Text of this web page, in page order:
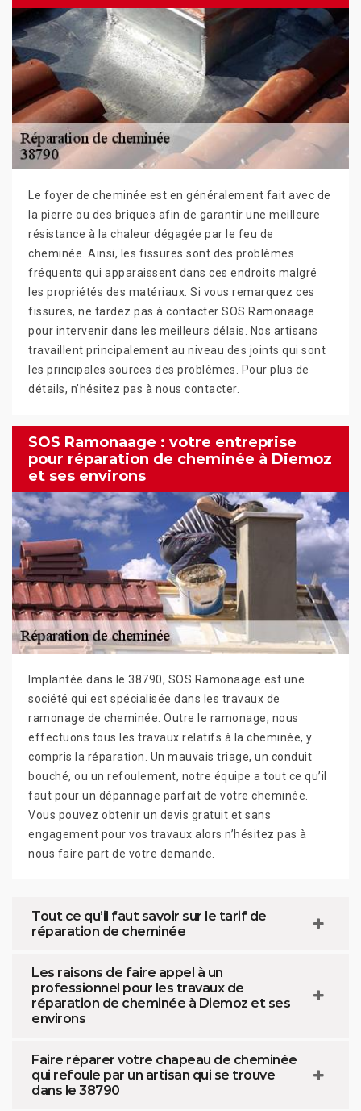
Le foyer de cheminée est en généralement fait avec de
la pierre ou des briques afin de garantir une meilleure
résistance à la chaleur dégagée par le feu de
cheminée. Ainsi, les fissures sont des problèmes
fréquents qui apparaissent dans ces endroits malgré
les propriétés des matériaux. Si vous remarquez ces
fissures, ne tardez pas à contacter SOS Ramonaage
pour intervenir dans les meilleurs délais. Nos artisans
travaillent principalement au niveau des joints qui sont
les principales sources des problèmes. Pour plus de
détails, n’hésitez pas à nous contacter.
SOS Ramonaage : votre entreprise
pour réparation de cheminée à Diemoz
et ses environs
Implantée dans le 38790, SOS Ramonaage est une
société qui est spécialisée dans les travaux de
ramonage de cheminée. Outre le ramonage, nous
effectuons tous les travaux relatifs à la cheminée, y
compris la réparation. Un mauvais triage, un conduit
bouché, ou un refoulement, notre équipe a tout ce qu’il
faut pour un dépannage parfait de votre cheminée.
Vous pouvez obtenir un devis gratuit et sans
engagement pour vos travaux alors n’hésitez pas à
nous faire part de votre demande.
Tout ce qu’il faut savoir sur le tarif de
réparation de cheminée
Les raisons de faire appel à un
professionnel pour les travaux de
réparation de cheminée à Diemoz et ses
environs
Faire réparer votre chapeau de cheminée
qui refoule par un artisan qui se trouve
dans le 38790